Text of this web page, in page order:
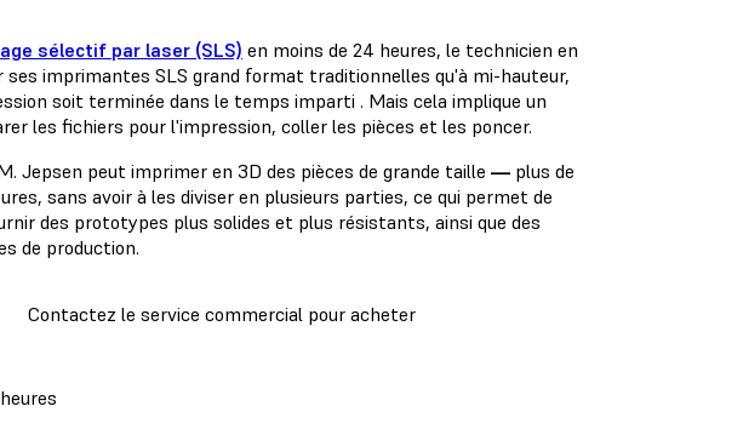
sélectif par laser (SLS) en moins de 24 heures, le technicien en
imprimantes SLS grand format traditionnelles qu'à mi-hauteur,
soit terminée dans le temps imparti . Mais cela implique un
les fichiers pour l'impression, coller les pièces et les poncer.
Jepsen peut imprimer en 3D des pièces de grande taille — plus de
sans avoir à les diviser en plusieurs parties, ce qui permet de
des prototypes plus solides et plus résistants, ainsi que des
de production.
Contactez le service commercial pour acheter